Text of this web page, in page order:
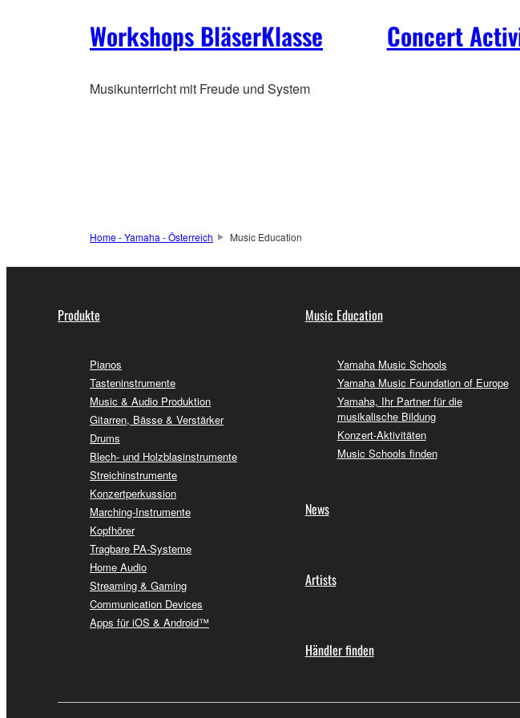
Workshops BläserKlasse
Musikunterricht mit Freude und System
Concert
Home - Yamaha - Österreich Music Education
Produkte
Pianos
Tasteninstrumente
Music & Audio Produktion
Gitarren, Bässe & Verstärker
Drums
Blech- und Holzblasinstrumente
Streichinstrumente
Konzertperkussion
Marching-Instrumente
Kopfhörer
Tragbare PA-Systeme
Home Audio
Streaming & Gaming
Communication Devices
Apps für iOS & Android™
Music Education
Yamaha Music Schools
Yamaha Music Foundation of Europe
Yamaha, Ihr Partner für die
musikalische Bildung
Konzert-Aktivitäten
Music Schools finden
News
Artists
Händler finden